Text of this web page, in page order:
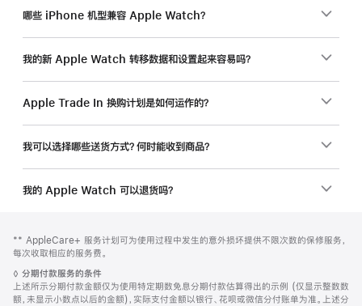
哪些 iPhone 机型兼容 Apple Watch？
我的新 Apple Watch 转移数据和设置起来容易吗？
Apple Trade In 换购计划是如何运作的？
我可以选择哪些送货方式？何时能收到商品？
我的 Apple Watch 可以退货吗？
页
页
脚
脚
注
** AppleCare+ 服务计划可为使用过程中发生的意外损坏提供不限次数的保修服务，
每次收取相应的服务费。
脚
注
◊ 分期付款服务的条件
上述所示分期付款金额仅为使用特定期数免息分期付款估算得出的示例 (仅显示整数数
额，未显示小数点以后的金额)，实际支付金额以银行、花呗或微信分付账单为准。上述分